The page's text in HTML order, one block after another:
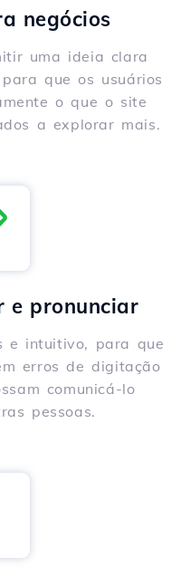
negócios
uma ideia clara
que os usuários
o que o site
a explorar mais.
e pronunciar
e intuitivo, para que
erros de digitação
comunicá-lo
pessoas.